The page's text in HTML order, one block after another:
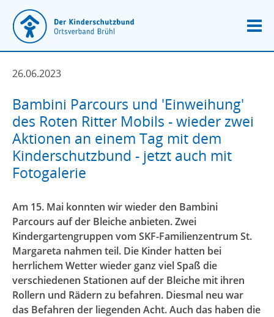
26.06.2023
Bambini Parcours und 'Einweihung'
des Roten Ritter Mobils - wieder zwei
Aktionen an einem Tag mit dem
Kinderschutzbund - jetzt auch mit
Fotogalerie
Am 15. Mai konnten wir wieder den Bambini
Parcours auf der Bleiche anbieten. Zwei
Kindergartengruppen vom SKF-Familienzentrum St.
Margareta nahmen teil. Die Kinder hatten bei
herrlichem Wetter wieder ganz viel Spaß die
verschiedenen Stationen auf der Bleiche mit ihren
Rollern und Rädern zu befahren. Diesmal neu war
das Befahren der liegenden Acht. Auch das haben die